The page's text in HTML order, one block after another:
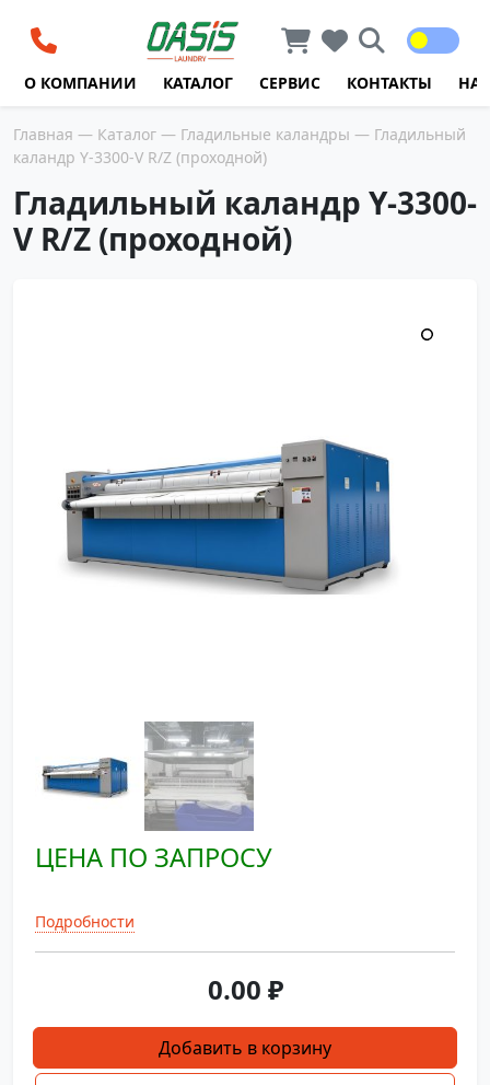
О КОМПАНИИ КАТАЛОГ СЕРВИС КОНТАКТЫ
Главная — Каталог — Гладильные каландры — Гладильный
каландр Y-3300-V R/Z (проходной)
Гладильный каландр Y-3300-
V R/Z (проходной)
ЦЕНА ПО ЗАПРОСУ
Подробности
0.00 ₽
Количество
товара
Добавить в корзину